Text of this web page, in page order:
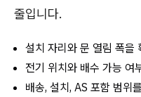
줄입니다.
설치 자리와 문 열림 폭을
전기 위치와 배수 가능 여
배송, 설치, AS 포함 범위